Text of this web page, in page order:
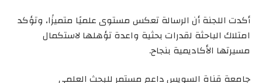
أكدت اللجنة أن الرسالة تعكس مستوى علميًا متميزًا، وتؤكد
امتلاك الباحثة لقدرات بحثية واعدة تؤهلها لاستكمال
مسيرتها الأكاديمية بنجاح.
جامعة قناة السويس داعم مستمر للبحث العلمي